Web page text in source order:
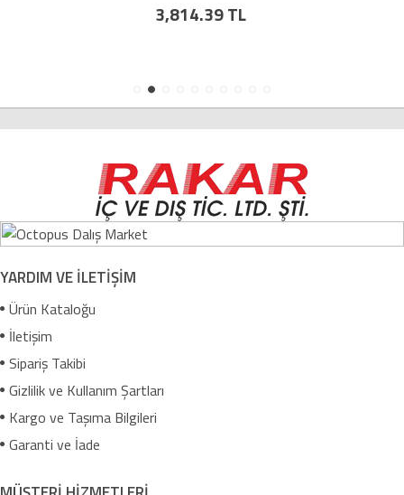
3,814.39 TL
YARDIM VE İLETİŞİM
Ürün Kataloğu
İletişim
Sipariş Takibi
Gizlilik ve Kullanım Şartları
Kargo ve Taşıma Bilgileri
Garanti ve İade